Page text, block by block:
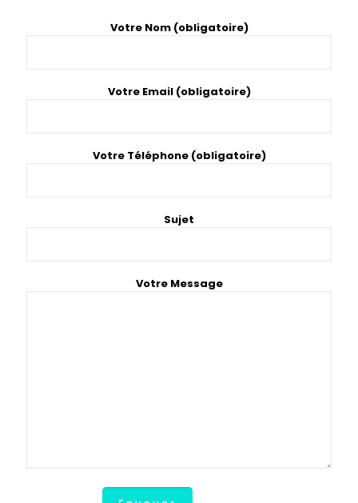
Votre Nom (obligatoire)
Votre Email (obligatoire)
Votre Téléphone (obligatoire)
Sujet
Votre Message